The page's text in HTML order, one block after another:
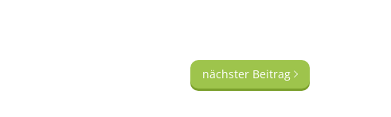
nächster Beitrag